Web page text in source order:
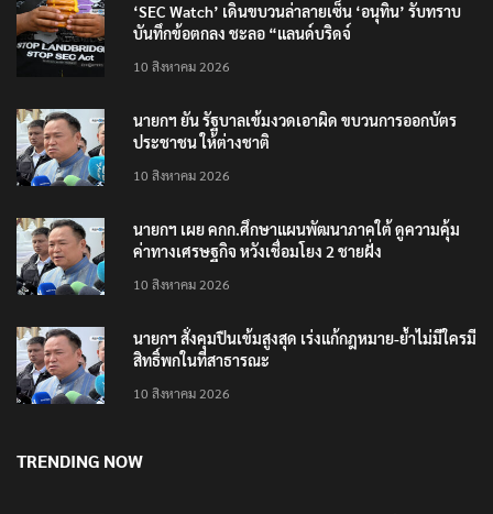
‘SEC Watch’ เดินขบวนล่าลายเซ็น ‘อนุทิน’ รับทราบ
บันทึกข้อตกลง ชะลอ “แลนด์บริดจ์
10 สิงหาคม 2026
นายกฯ ยัน รัฐบาลเข้มงวดเอาผิด ขบวนการออกบัตร
ประชาชน ให้ต่างชาติ
10 สิงหาคม 2026
นายกฯ เผย คกก.ศึกษาแผนพัฒนาภาคใต้ ดูความคุ้ม
ค่าทางเศรษฐกิจ หวังเชื่อมโยง 2 ชายฝั่ง
10 สิงหาคม 2026
นายกฯ สั่งคุมปืนเข้มสูงสุด เร่งแก้กฎหมาย-ย้ำไม่มีใครมี
สิทธิ์พกในที่สาธารณะ
10 สิงหาคม 2026
TRENDING NOW